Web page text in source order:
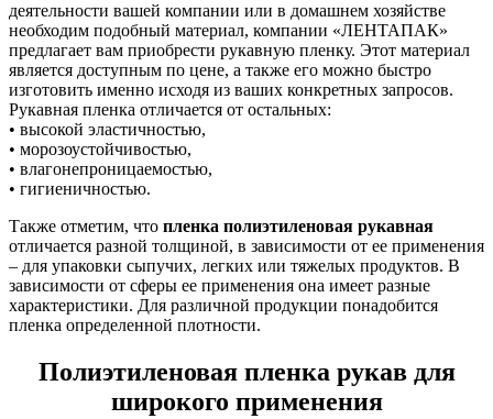
деятельности вашей компании или в домашнем хозяйстве
необходим подобный материал, компании «ЛЕНТАПАК»
предлагает вам приобрести рукавную пленку. Этот материал
является доступным по цене, а также его можно быстро
изготовить именно исходя из ваших конкретных запросов.
Рукавная пленка отличается от остальных:
• высокой эластичностью,
• морозоустойчивостью,
• влагонепроницаемостью,
• гигиеничностью.
Также отметим, что пленка полиэтиленовая рукавная
отличается разной толщиной, в зависимости от ее применения
– для упаковки сыпучих, легких или тяжелых продуктов. В
зависимости от сферы ее применения она имеет разные
характеристики. Для различной продукции понадобится
пленка определенной плотности.
Полиэтиленовая пленка рукав для
широкого применения